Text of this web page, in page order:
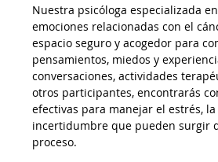
Nuestra psicóloga especializada
emociones relacionadas con el
espacio seguro y acogedor para
pensamientos, miedos y
conversaciones, actividades
otros participantes, encontrarás
efectivas para manejar el estrés,
incertidumbre que pueden surgir
proceso.